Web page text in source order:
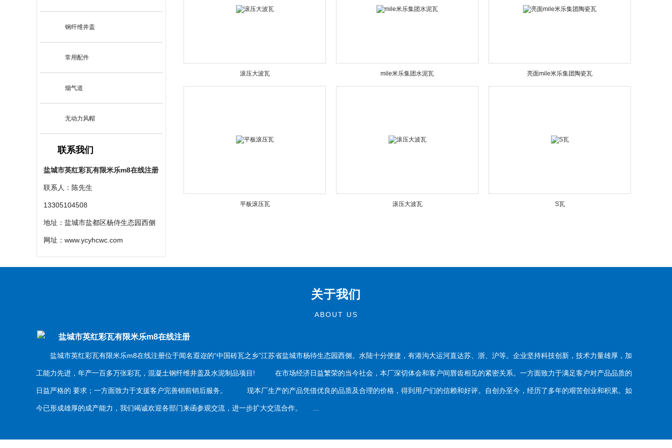
钢纤维井盖
常用配件
烟气道
无动力风帽
联系我们
盐城市英红彩瓦有限米乐m8在线注册
联系人：陈先生
13305104508
地址：盐城市盐都区杨侍生态园西侧
网址： www.ycyhcwc.com
滚压大波瓦 mile米乐集团水泥瓦 亮面mile米乐集团陶瓷瓦
平板滚压瓦 滚压大波瓦 S瓦
关于我们
ABOUT US
盐城市英红彩瓦有限米乐m8在线注册
盐城市英红彩瓦有限米乐m8在线注册位于闻名遐迩的“中国砖瓦之乡”江苏省盐城市杨待生态园西侧。水陆十分便捷，有港沟大运河直达苏、浙、沪等。企业坚持科技创新，技术力量雄厚，加
工能力先进，年产一百多万张彩瓦，混凝土钢纤维井盖及水泥制品项目! 在市场经济日益繁荣的当今社会，本厂深切体会和客户间唇齿相见的紧密关系。一方面致力于满足客户对产品品质的
日益严格的 要求；一方面致力于支援客户完善销前销后服务。 现本厂生产的产品凭借优良的品质及合理的价格，得到用户们的信赖和好评。自创办至今，经历了多年的艰苦创业和积累。如
今已形成雄厚的成产能力，我们竭诚欢迎各部门来函参观交流，进一步扩大交流合作。 ...